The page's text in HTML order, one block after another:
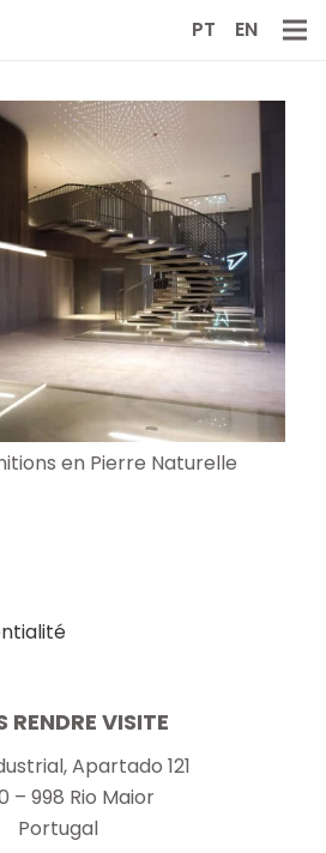
PT EN
en Pierre Naturelle
RENDRE VISITE
Apartado 121
– 998 Rio Maior
Portugal